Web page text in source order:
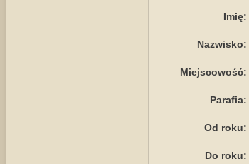
Imię:
Nazwisko:
Miejscowość:
Parafia:
Od roku:
Do roku: